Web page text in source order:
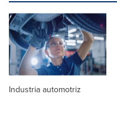
Industria automotriz